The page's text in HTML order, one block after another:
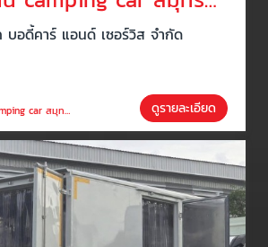
บอดี้คาร์ แอนด์ เซอร์วิส จำกัด
car สมุทรสาคร ดูรายละเอียด